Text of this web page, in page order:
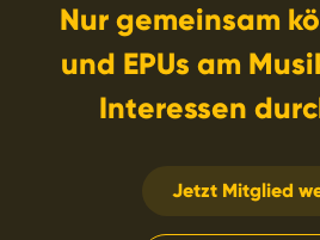
Nur gemeinsam
und EPUs am
Interessen
Jetzt Mitglied